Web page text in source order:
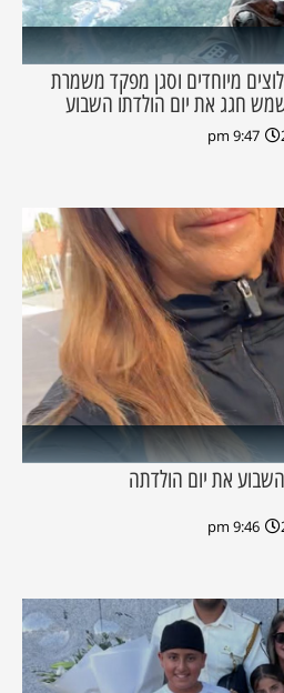
מיוחדים וסגן מפקד משמרת
חגג את יום הולדתו השבוע
9:47 pm
את יום הולדתה
9:46 pm